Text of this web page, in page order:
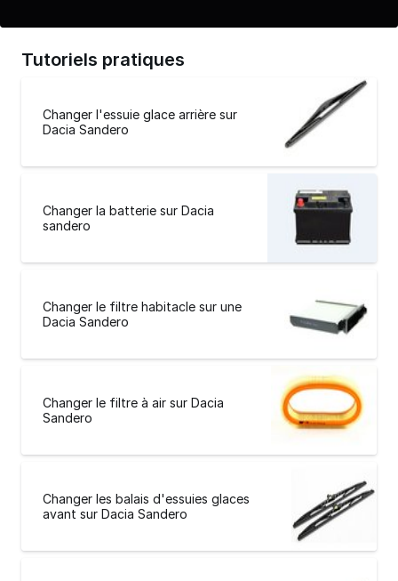
Tutoriels pratiques
Changer l'essuie glace arrière sur
Dacia Sandero
Changer la batterie sur Dacia
sandero
Changer le filtre habitacle sur une
Dacia Sandero
Changer le filtre à air sur Dacia
Sandero
Changer les balais d'essuies glaces
avant sur Dacia Sandero